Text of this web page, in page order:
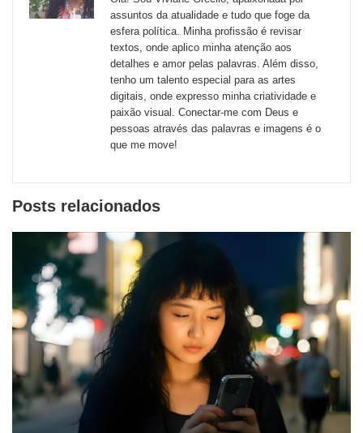
externos
assuntos da atualidade e tudo que foge da
esfera política. Minha profissão é revisar
textos, onde aplico minha atenção aos
detalhes e amor pelas palavras. Além disso,
tenho um talento especial para as artes
digitais, onde expresso minha criatividade e
paixão visual. Conectar-me com Deus e
pessoas através das palavras e imagens é o
que me move!
Posts relacionados